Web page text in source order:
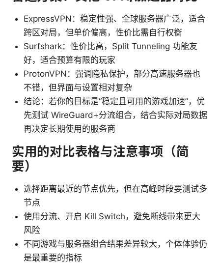
ExpressVPN：稳定性强、全球服务器广泛，适合
跨区对局，但单价偏高，性价比需自行权衡
Surfshark：性价比高，Split Tunneling 功能友
好，适合预算有限的玩家
ProtonVPN：强调隐私保护，部分高速服务器也
不错，但界面与设置相对复杂
结论：若你的目标是“稳定且可用的游戏加速”，优
先测试 WireGuard+分流组合，结合实际对局数据
再决定长期使用的服务商
实用的对比表格与注意事项（简
要）
选择距离最近的节点优先，但在高峰时段要测试多
节点
使用分流、开启 Kill Switch，避免断线带来更大
风险
不同游戏与服务器组合结果差异较大，个体体验仍
是最重要的指标